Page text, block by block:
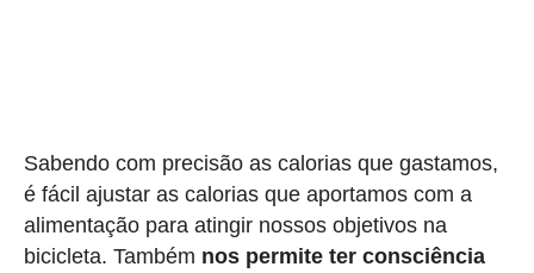
Sabendo com precisão as calorias que gastamos,
é fácil ajustar as calorias que aportamos com a
alimentação para atingir nossos objetivos na
bicicleta. Também nos permite ter consciência